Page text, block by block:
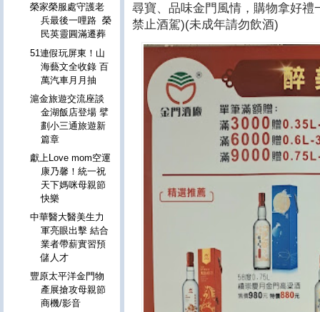
尋寶、品味金門風情，購物拿好
禁止酒駕)(未成年請勿飲酒)
榮家榮服處守護老
兵最後一哩路 榮
民英靈圓滿遷葬
51連假玩屏東！山
海藝文全收錄 百
萬汽車月月抽
滬金旅遊交流座談
金湖飯店登場 擘
劃小三通旅遊新
篇章
獻上Love mom空運
康乃馨！統一祝
天下媽咪母親節
快樂
中華醫大醫美生力
軍亮眼出擊 結合
業者帶薪實習預
儲人才
豐原太平洋金門物
產展搶攻母親節
商機/影音